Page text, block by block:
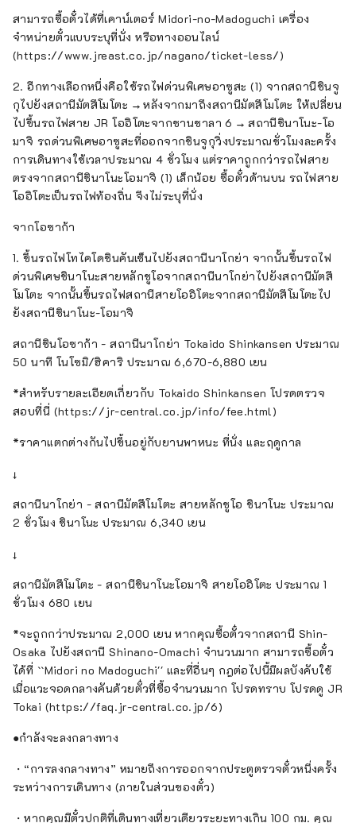
สามารถซื้อตั๋วได้ที่เคาน์เตอร์ Midori-no-Madoguchi เครื่อง
จำหน่ายตั๋วแบบระบุที่นั่ง หรือทางออนไลน์
(https://www.jreast.co.jp/nagano/ticket-less/)
2. อีกทางเลือกหนึ่งคือใช้รถไฟด่วนพิเศษอาซูสะ (1) จากสถานีชินจู
กุไปยังสถานีมัตสึโมโตะ → หลังจากมาถึงสถานีมัตสึโมโตะ ให้เปลี่ยน
ไปขึ้นรถไฟสาย JR โออิโตะจากชานชาลา 6 → สถานีชินาโนะ-โอ
มาจิ รถด่วนพิเศษอาซูสะที่ออกจากชินจูกุวิ่งประมาณชั่วโมงละครั้ง
การเดินทางใช้เวลาประมาณ 4 ชั่วโมง แต่ราคาถูกกว่ารถไฟสาย
ตรงจากสถานีชินาโนะโอมาจิ (1) เล็กน้อย ซื้อตั๋วด้านบน รถไฟสาย
โออิโตะเป็นรถไฟท้องถิ่น จึงไม่ระบุที่นั่ง
จากโอซาก้า
1. ขึ้นรถไฟโทไคโดชินคันเซ็นไปยังสถานีนาโกย่า จากนั้นขึ้นรถไฟ
ด่วนพิเศษชินาโนะสายหลักชูโอจากสถานีนาโกย่าไปยังสถานีมัตสึ
โมโตะ จากนั้นขึ้นรถไฟสถานีสายโออิโตะจากสถานีมัตสึโมโตะไป
ยังสถานีชินาโนะ-โอมาจิ
สถานีชินโอซาก้า - สถานีนาโกย่า Tokaido Shinkansen ประมาณ
50 นาที โนโซมิ/ฮิคาริ ประมาณ 6,670-6,880 เยน
*สำหรับรายละเอียดเกี่ยวกับ Tokaido Shinkansen โปรดตรวจ
สอบที่นี่ (https://jr-central.co.jp/info/fee.html)
*ราคาแตกต่างกันไปขึ้นอยู่กับยานพาหนะ ที่นั่ง และฤดูกาล
↓
สถานีนาโกย่า - สถานีมัตสึโมโตะ สายหลักชูโอ ชินาโนะ ประมาณ
2 ชั่วโมง ชินาโนะ ประมาณ 6,340 เยน
↓
สถานีมัตสึโมโตะ - สถานีชินาโนะโอมาจิ สายโออิโตะ ประมาณ 1
ชั่วโมง 680 เยน
*จะถูกกว่าประมาณ 2,000 เยน หากคุณซื้อตั๋วจากสถานี Shin-
Osaka ไปยังสถานี Shinano-Omachi จำนวนมาก สามารถซื้อตั๋ว
ได้ที่ ``Midori no Madoguchi'' และที่อื่นๆ กฎต่อไปนี้มีผลบังคับใช้
เมื่อแวะจอดกลางคันด้วยตั๋วที่ซื้อจำนวนมาก โปรดทราบ โปรดดู JR
Tokai (https://faq.jr-central.co.jp/6)
●กำลังจะลงกลางทาง
・“การลงกลางทาง” หมายถึงการออกจากประตูตรวจตั๋วหนึ่งครั้ง
ระหว่างการเดินทาง (ภายในส่วนของตั๋ว)
・หากคุณมีตั๋วปกติที่เดินทางเที่ยวเดียวระยะทางเกิน 100 กม. คุณ